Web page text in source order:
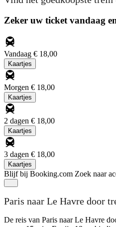
Zeker uw ticket vandaag
Vandaag € 18,00
Kaartjes
Morgen € 18,00
Kaartjes
2 dagen € 18,00
Kaartjes
3 dagen € 18,00
Kaartjes
Blijf bij Booking.com Zoek naar
Paris naar Le Havre door
De reis van Paris naar Le Havre